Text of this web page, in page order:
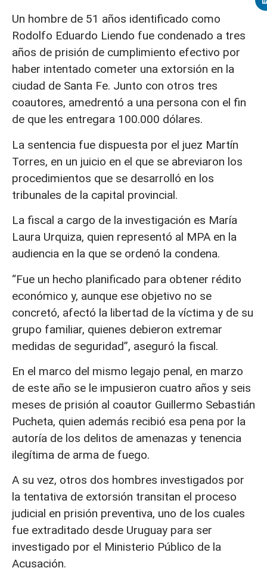
Un hombre de 51 años identificado como
Rodolfo Eduardo Liendo fue condenado a tres
años de prisión de cumplimiento efectivo por
haber intentado cometer una extorsión en la
ciudad de Santa Fe. Junto con otros tres
coautores, amedrentó a una persona con el fin
de que les entregara 100.000 dólares.
La sentencia fue dispuesta por el juez Martín
Torres, en un juicio en el que se abreviaron los
procedimientos que se desarrolló en los
tribunales de la capital provincial.
La fiscal a cargo de la investigación es María
Laura Urquiza, quien representó al MPA en la
audiencia en la que se ordenó la condena.
“Fue un hecho planificado para obtener rédito
económico y, aunque ese objetivo no se
concretó, afectó la libertad de la víctima y de su
grupo familiar, quienes debieron extremar
medidas de seguridad”, aseguró la fiscal.
En el marco del mismo legajo penal, en marzo
de este año se le impusieron cuatro años y seis
meses de prisión al coautor Guillermo Sebastián
Pucheta, quien además recibió esa pena por la
autoría de los delitos de amenazas y tenencia
ilegítima de arma de fuego.
A su vez, otros dos hombres investigados por
la tentativa de extorsión transitan el proceso
judicial en prisión preventiva, uno de los cuales
fue extraditado desde Uruguay para ser
investigado por el Ministerio Público de la
Acusación.